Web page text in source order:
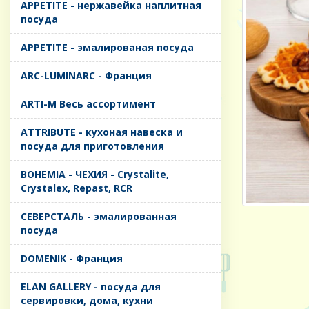
APPETITE - нержавейка наплитная
посуда
APPETITE - эмалированая посуда
ARC-LUMINARC - Франция
ARTI-M Весь ассортимент
ATTRIBUTE - кухоная навеска и
посуда для приготовления
BOHEMIA - ЧЕХИЯ - Crystalite,
Crystalex, Repast, RCR
CЕВЕРСТАЛЬ - эмалированная
посуда
DOMENIK - Франция
ELAN GALLERY - посуда для
сервировки, дома, кухни